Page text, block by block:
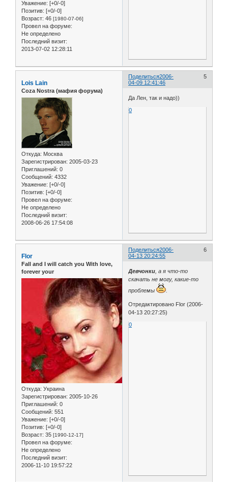
Уважение: [+0/-0]
Позитив: [+0/-0]
Возраст: 46 [1980-07-06]
Провел на форуме:
Не определено
Последний визит:
2013-07-02 12:28:11
Поделиться 5
2006-
04-09 12:41:46
Lois Lain
Coza Nostra (мафия форума)
Откуда: Москва
Зарегистрирован: 2005-03-23
Приглашений: 0
Сообщений: 4332
Уважение: [+0/-0]
Позитив: [+0/-0]
Провел на форуме:
Не определено
Последний визит:
2008-06-26 17:54:08
Да Лен, так и надо))
0
Поделиться 6
2006-
04-13 20:24:55
Flor
Fall and I will catch you With love,
forever your
Откуда: Украина
Зарегистрирован: 2005-10-26
Приглашений: 0
Сообщений: 551
Уважение: [+0/-0]
Позитив: [+0/-0]
Возраст: 35 [1990-12-17]
Провел на форуме:
Не определено
Последний визит:
2006-11-10 19:57:22
Девчонки , а я что-то
скачать не могу, какие-то
проблемы
Отредактировано Flor (2006-
04-13 20:27:25)
0